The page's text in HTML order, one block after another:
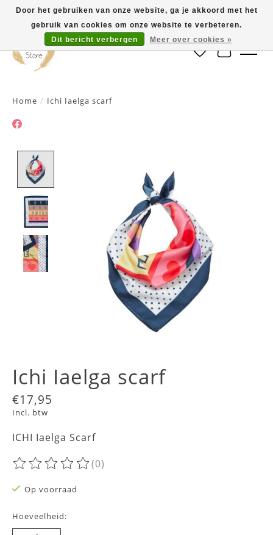
Verlanglijst
Home / Ichi Iaelga scarf
Ichi Iaelga scarf
€17,95
Incl. btw
ICHI Iaelga Scarf
De beoordeling van dit product is
(0)
Op voorraad
Hoeveelheid:
Door het gebruiken van onze website, ga je akkoord met het
gebruik van cookies om onze website te verbeteren.
Dit bericht verbergen
Meer over cookies »